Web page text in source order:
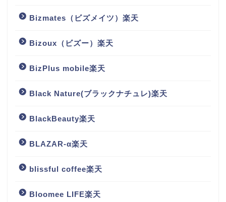
Bizmates（ビズメイツ）楽天
Bizoux（ビズー）楽天
BizPlus mobile楽天
Black Nature(ブラックナチュレ)楽天
BlackBeauty楽天
BLAZAR-α楽天
blissful coffee楽天
Bloomee LIFE楽天